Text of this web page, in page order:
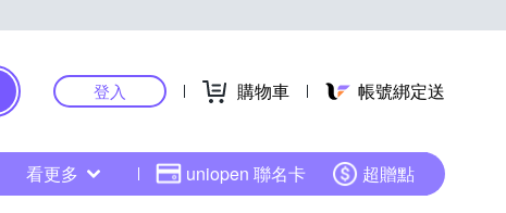
登入 購物車 帳號綁定送
看更多 uniopen 聯名卡 超贈點